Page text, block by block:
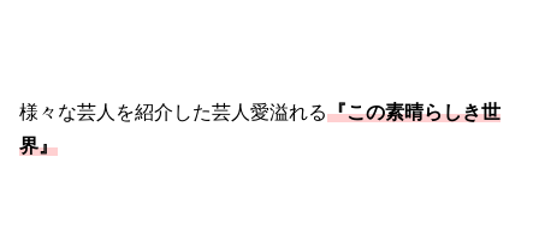
様々な芸人を紹介した芸人愛溢れる『この素晴らしき世
界』